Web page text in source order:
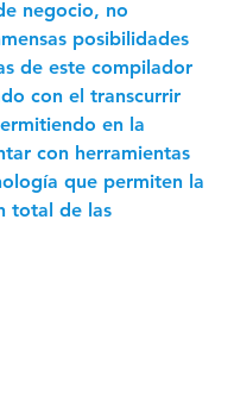
negocio, no
posibilidades
de este compilador
con el transcurrir
en la
con herramientas
que permiten la
total de las